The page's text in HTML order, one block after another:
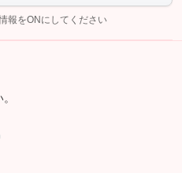
ら
報をONにしてください